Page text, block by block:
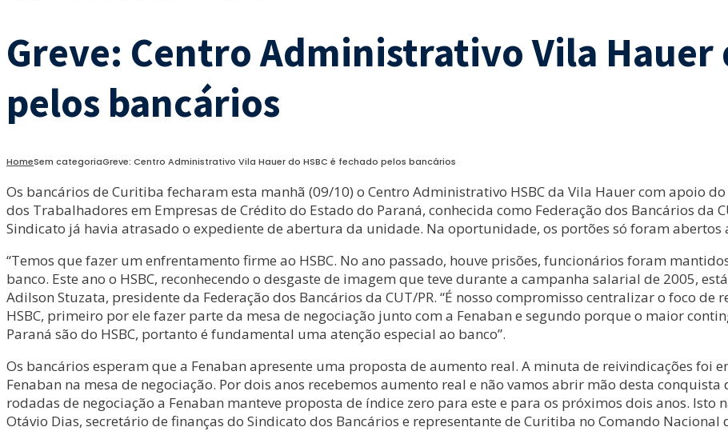
Greve: Centro Administrativo Vila Hauer
pelos bancários
HomeSem categoriaGreve: Centro Administrativo Vila Hauer do HSBC é fechado pelos bancários
Os bancários de Curitiba fecharam esta manhã (09/10) o Centro Administrativo HSBC da Vila Hauer com apoio
dos Trabalhadores em Empresas de Crédito do Estado do Paraná, conhecida como Federação dos Bancários da
Sindicato já havia atrasado o expediente de abertura da unidade. Na oportunidade, os portões só foram abertos
“Temos que fazer um enfrentamento firme ao HSBC. No ano passado, houve prisões, funcionários foram
banco. Este ano o HSBC, reconhecendo o desgaste de imagem que teve durante a campanha salarial de 2005,
Adilson Stuzata, presidente da Federação dos Bancários da CUT/PR. “É nosso compromisso centralizar o foco
HSBC, primeiro por ele fazer parte da mesa de negociação junto com a Fenaban e segundo porque o maior
Paraná são do HSBC, portanto é fundamental uma atenção especial ao banco”.
Os bancários esperam que a Fenaban apresente uma proposta de aumento real. A minuta de reivindicações foi
Fenaban na mesa de negociação. Por dois anos recebemos aumento real e não vamos abrir mão desta
rodadas de negociação a Fenaban manteve proposta de índice zero para este e para os próximos dois anos.
Otávio Dias, secretário de finanças do Sindicato dos Bancários e representante de Curitiba no Comando Nacional